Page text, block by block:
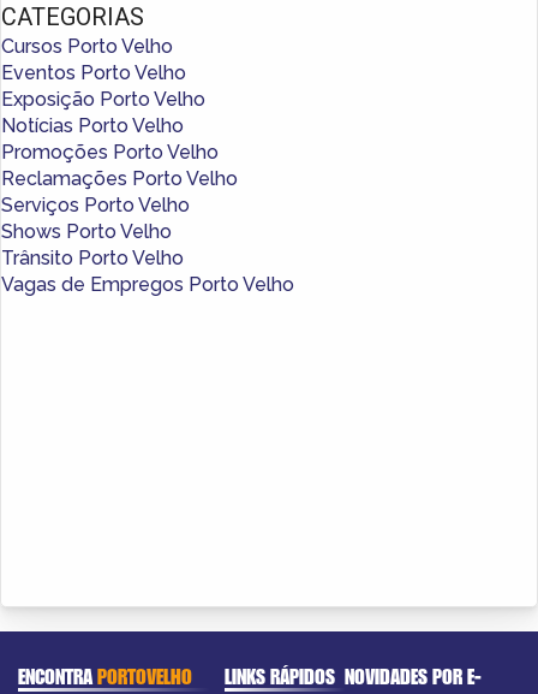
CATEGORIAS
Cursos Porto Velho
Eventos Porto Velho
Exposição Porto Velho
Notícias Porto Velho
Promoções Porto Velho
Reclamações Porto Velho
Serviços Porto Velho
Shows Porto Velho
Trânsito Porto Velho
Vagas de Empregos Porto Velho
ENCONTRAPORTOVELHO LINKS RÁPIDOS NOVIDADES POR E-